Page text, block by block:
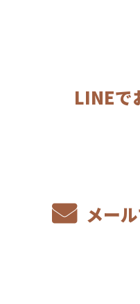
LINEで
メー